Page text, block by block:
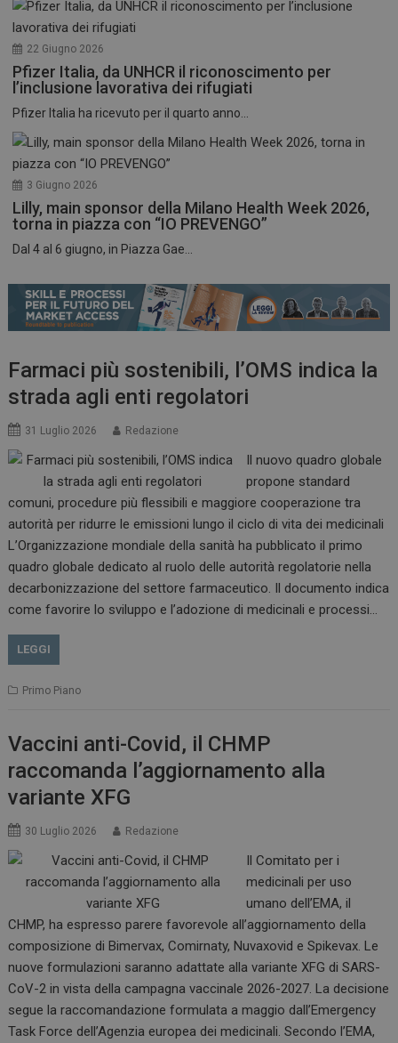
22 Giugno 2026
Pfizer Italia, da UNHCR il riconoscimento per
l’inclusione lavorativa dei rifugiati
Pfizer Italia ha ricevuto per il quarto anno...
3 Giugno 2026
Lilly, main sponsor della Milano Health Week 2026,
torna in piazza con “IO PREVENGO”
Dal 4 al 6 giugno, in Piazza Gae...
Farmaci più sostenibili, l’OMS indica la
strada agli enti regolatori
31 Luglio 2026 Redazione
Il nuovo quadro globale
propone standard
comuni, procedure più flessibili e maggiore cooperazione tra
autorità per ridurre le emissioni lungo il ciclo di vita dei medicinali
L’Organizzazione mondiale della sanità ha pubblicato il primo
quadro globale dedicato al ruolo delle autorità regolatorie nella
decarbonizzazione del settore farmaceutico. Il documento indica
come favorire lo sviluppo e l’adozione di medicinali e processi…
LEGGI
Primo Piano
Vaccini anti-Covid, il CHMP
raccomanda l’aggiornamento alla
variante XFG
30 Luglio 2026 Redazione
Il Comitato per i
medicinali per uso
umano dell’EMA, il
CHMP, ha espresso parere favorevole all’aggiornamento della
composizione di Bimervax, Comirnaty, Nuvaxovid e Spikevax. Le
nuove formulazioni saranno adattate alla variante XFG di SARS-
CoV-2 in vista della campagna vaccinale 2026-2027. La decisione
segue la raccomandazione formulata a maggio dall’Emergency
Task Force dell’Agenzia europea dei medicinali. Secondo l’EMA,
ARRAffinitySameSite
Microsoft Corporation
.www.dailyhealthindustry.it
Sessione
www.dailyhealthindustry.it
tracking-sites-
www.dailyhealthindustry.it
2 giorni
ARRAffinity
Microsoft Corporation
.www.dailyhealthindustry.it
Sessione